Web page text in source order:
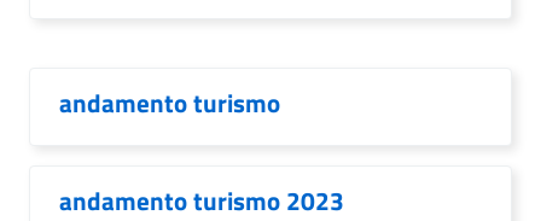
andamento turismo
andamento turismo 2023